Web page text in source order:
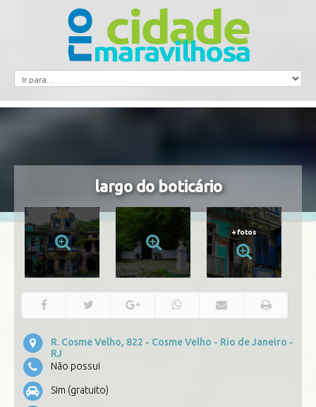
largo do boticário
+fotos
R. Cosme Velho, 822 - Cosme Velho - Rio de Janeiro -
RJ
Não possui
Sim (gratuito)